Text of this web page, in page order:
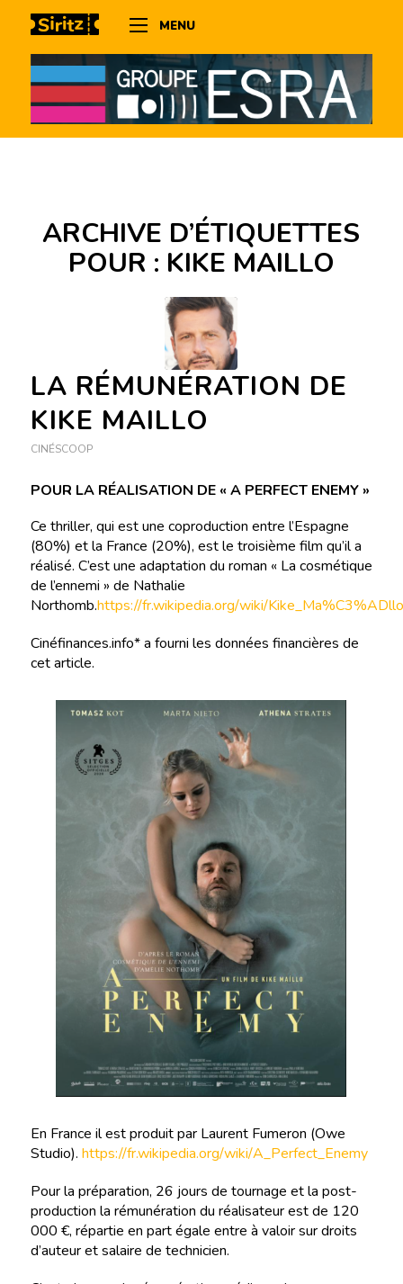
MENU
ARCHIVE D’ÉTIQUETTES
POUR : KIKE MAILLO
LA RÉMUNÉRATION DE
KIKE MAILLO
CINÉSCOOP
POUR LA RÉALISATION DE « A PERFECT ENEMY »
Ce thriller, qui est une coproduction entre l’Espagne
(80%) et la France (20%), est le troisième film qu’il a
réalisé. C’est une adaptation du roman « La cosmétique
de l’ennemi » de Nathalie
Northomb.https://fr.wikipedia.org/wiki/Kike_Ma%C3%ADllo
Cinéfinances.info* a fourni les données financières de
cet article.
En France il est produit par Laurent Fumeron (Owe
Studio). https://fr.wikipedia.org/wiki/A_Perfect_Enemy
Pour la préparation, 26 jours de tournage et la post-
production la rémunération du réalisateur est de 120
000 €, répartie en part égale entre à valoir sur droits
d’auteur et salaire de technicien.